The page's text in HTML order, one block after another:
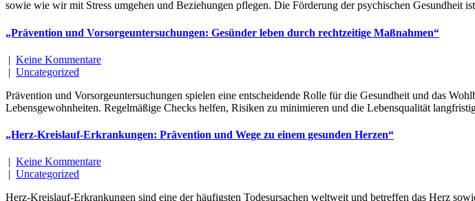
sowie wie wir mit Stress umgehen und Beziehungen pflegen. Die Förderung der psychischen Gesundheit
„Prävention und Vorsorgeuntersuchungen: Gesünder leben durch rechtzeitige Maßnahmen“
| Keine Kommentare
| Uncategorized
Prävention und Vorsorgeuntersuchungen spielen eine entscheidende Rolle für die Gesundheit und das
Lebensgewohnheiten. Regelmäßige Checks helfen, Risiken zu minimieren und die Lebensqualität
„Herz-Kreislauf-Erkrankungen: Prävention und Wege zu einem gesunden Herzen“
Keine Kommentare
Uncategorized
Herz-Kreislauf-Erkrankungen sind eine der häufigsten Todesursachen weltweit und betreffen das Herz